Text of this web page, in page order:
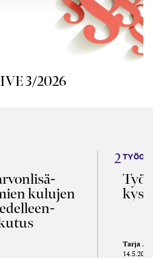
3/2026
kulujen
Tarja
14.5.2021